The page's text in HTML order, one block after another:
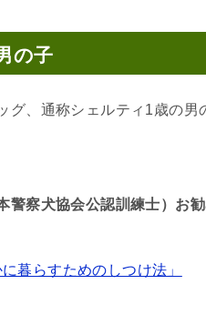
の子
グ、通称シェルティ1歳の
警察犬協会公認訓練士）お
暮らすためのしつけ法」